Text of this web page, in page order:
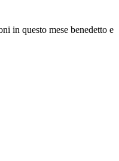
in questo mese benedetto e